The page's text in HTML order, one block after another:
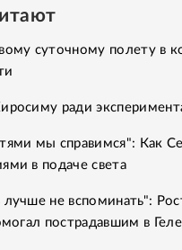
суточному полету в
ради
мы справимся": Как
в подаче света
не вспоминать":
пострадавшим в